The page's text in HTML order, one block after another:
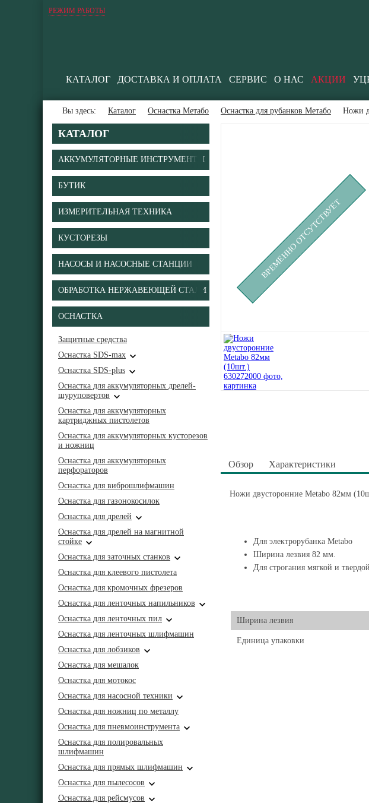
РЕЖИМ РАБОТЫ
КАТАЛОГ ДОСТАВКА И ОПЛАТА СЕРВИС О НАС АКЦИИ
Вы здесь: Каталог Оснастка Метабо Оснастка для рубанков Метабо Ножи
КАТАЛОГ
АККУМУЛЯТОРНЫЕ ИНСТРУМЕНТЫ
БУТИК
ИЗМЕРИТЕЛЬНАЯ ТЕХНИКА
КУСТОРЕЗЫ
НАСОСЫ И НАСОСНЫЕ СТАНЦИИ
ОБРАБОТКА НЕРЖАВЕЮЩЕЙ СТАЛИ
ОСНАСТКА
Защитные средства
Оснастка SDS-max
Оснастка SDS-plus
Оснастка для аккумуляторных дрелей-
шуруповертов
Оснастка для аккумуляторных
картриджных пистолетов
Оснастка для аккумуляторных кусторезов
и ножниц
Оснастка для аккумуляторных
перфораторов
Оснастка для виброшлифмашин
Оснастка для газонокосилок
Оснастка для дрелей
Оснастка для дрелей на магнитной
стойке
Оснастка для заточных станков
Оснастка для клеевого пистолета
Оснастка для кромочных фрезеров
Оснастка для ленточных напильников
Оснастка для ленточных пил
Оснастка для ленточных шлифмашин
Оснастка для лобзиков
Оснастка для мешалок
Оснастка для мотокос
Оснастка для насосной техники
Оснастка для ножниц по металлу
Оснастка для пневмоинструмента
Оснастка для полировальных
шлифмашин
Оснастка для прямых шлифмашин
Оснастка для пылесосов
Оснастка для рейсмусов
ВРЕМЕННО ОТСУТСТВУЕТ
Обзор Характеристики
Ножи двусторонние Metabo 82мм
Для электрорубанка Metabo
Ширина лезвия 82 мм.
Для строгания мягкой и
Ширина лезвия
Единица упаковки